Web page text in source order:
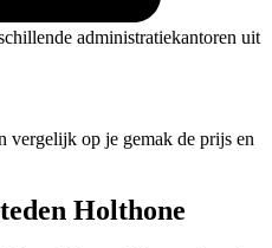
administratiekantoren uit
vergelijk op je gemak de prijs en
Holthone